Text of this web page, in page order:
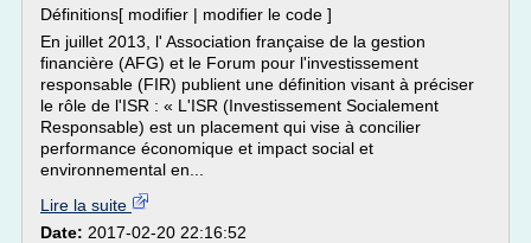
Définitions[ modifier | modifier le code ]
En juillet 2013, l' Association française de la gestion
financière (AFG) et le Forum pour l'investissement
responsable (FIR) publient une définition visant à préciser
le rôle de l'ISR : « L'ISR (Investissement Socialement
Responsable) est un placement qui vise à concilier
performance économique et impact social et
environnemental en...
Lire la suite
Date: 2017-02-20 22:16:52